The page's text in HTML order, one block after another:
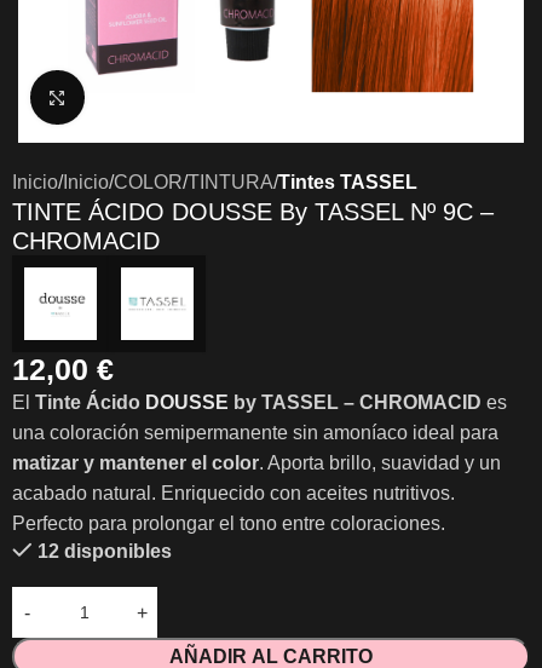
Clic para ampliar
Inicio Inicio COLOR TINTURA Tintes TASSEL
TINTE ÁCIDO DOUSSE By TASSEL Nº 9C –
CHROMACID
12,00 €
El Tinte Ácido DOUSSE by TASSEL – CHROMACID es
una coloración semipermanente sin amoníaco ideal para
matizar y mantener el color. Aporta brillo, suavidad y un
acabado natural. Enriquecido con aceites nutritivos.
Perfecto para prolongar el tono entre coloraciones.
12 disponibles
AÑADIR AL CARRITO